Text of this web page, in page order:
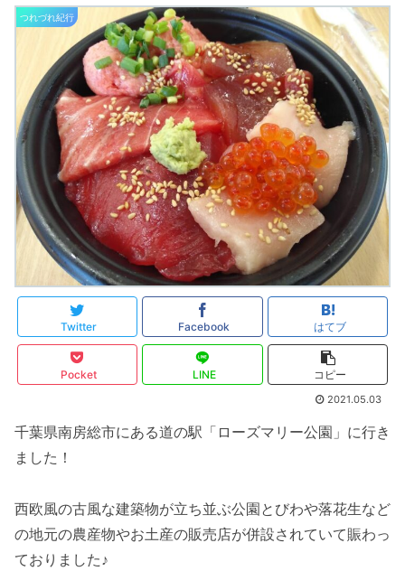
つれづれ紀行
Twitter Facebook はてブ
Pocket LINE コピー
2021.05.03
千葉県南房総市にある道の駅「ローズマリー公園」に行き
ました！
西欧風の古風な建築物が立ち並ぶ公園とびわや落花生など
の地元の農産物やお土産の販売店が併設されていて賑わっ
ておりました♪